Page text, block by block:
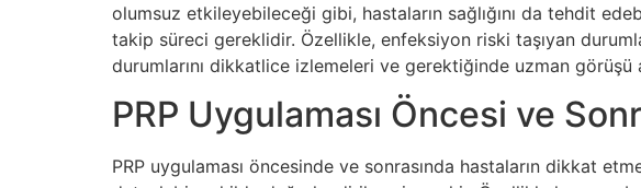
olumsuz etkileyebileceği gibi, hastaların sağlığını da tehdit
takip süreci gereklidir. Özellikle, enfeksiyon riski taşıyan
durumlarını dikkatlice izlemeleri ve gerektiğinde uzman görüşü
PRP Uygulaması Öncesi ve
PRP uygulaması öncesinde ve sonrasında hastaların dikkat